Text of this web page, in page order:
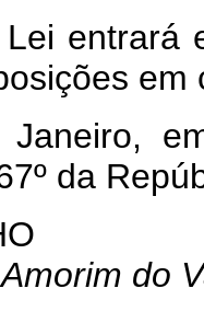
Lei entrará
em
em
da
do